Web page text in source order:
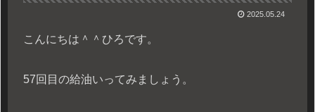
2025.05.24
こんにちは＾＾ひろです。
57回目の給油いってみましょう。